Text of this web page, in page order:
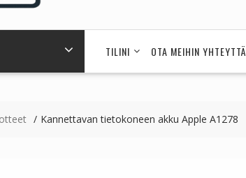
TILINI OTA MEIHIN YHTEYTTÄ
Kannettavan tietokoneen akku Apple A1278